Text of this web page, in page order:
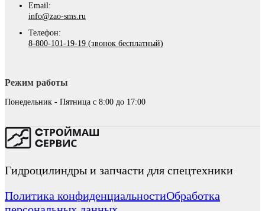
Email:
info@zao-sms.ru
Телефон:
8-800-101-19-19 (звонок бесплатный)
Режим работы
Понедельник - Пятница с 8:00 до 17:00
Гидроцилиндры и запчасти для спецтехники
Политика конфиденциальностиОбработка